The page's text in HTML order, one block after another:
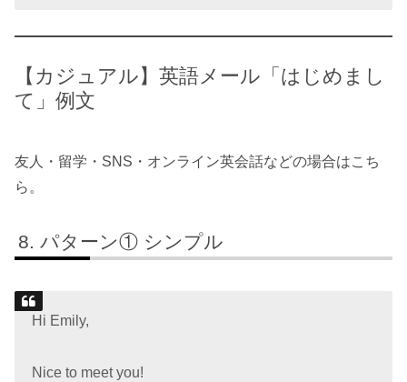
【カジュアル】英語メール「はじめまし
て」例文
友人・留学・SNS・オンライン英会話などの場合はこち
ら。
パターン① シンプル
Hi Emily,
Nice to meet you!